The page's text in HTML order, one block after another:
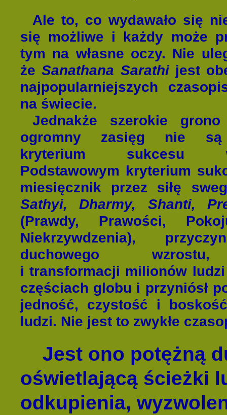
Ale to, co wydawało się
się możliwe i każdy może
tym na własne oczy. Nie
żeSanathana Sarathijest
najpopularniejszych
na świecie.
Jednakże szerokie
ogromny zasięg nie są
kryterium sukcesu
Podstawowym kryterium
miesięcznik przez siłę
Sathyi, Dharmy, Shanti,
(Prawdy, Prawości,
Niekrzywdzenia),
duchowego
i transformacji milionów
częściach globu i przyniósł
jedność, czystość i
ludzi. Nie jest to zwykłe
Jest ono potężną
oświetlającą ścieżki
odkupienia,